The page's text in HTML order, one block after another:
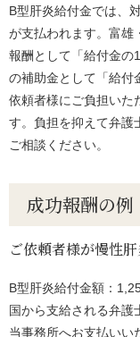
B型肝炎給付金では、
が支払われます。富雄
報酬として「給付金の
の補助金として「給付
依頼者様にご負担いた
す。負担を抑えて弁護
ご相談ください。
成功報酬の例
ご依頼者様が慢性
B型肝炎給付金額：
国から支給される弁護
当事務所へお支払い